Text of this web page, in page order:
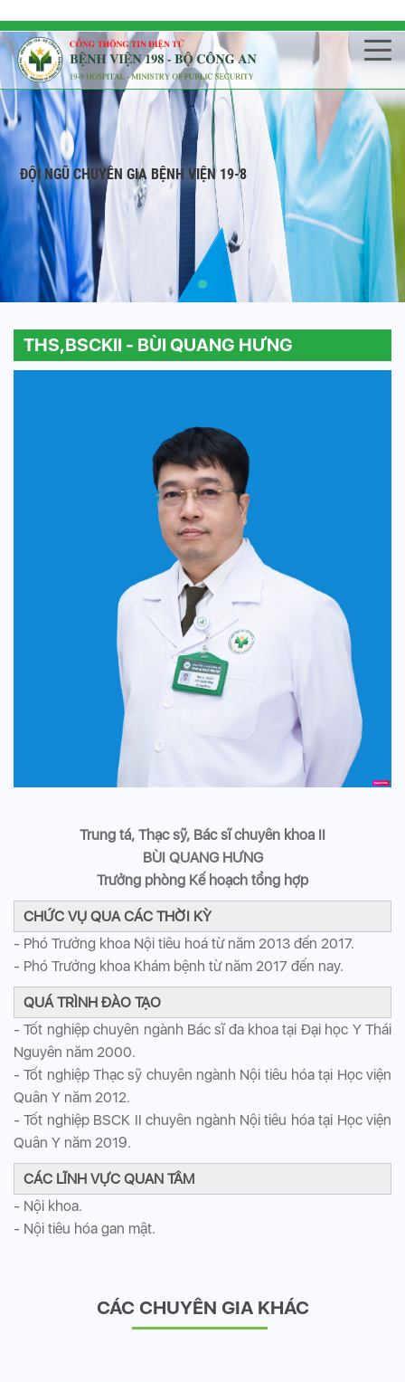
ĐỘI NGŨ CHUYÊN GIA BỆNH VIỆN 19-8
THS,BSCKII - BÙI QUANG HƯNG
Trung tá, Thạc sỹ, Bác sĩ chuyên khoa II
BÙI QUANG HƯNG
Trưởng phòng Kế hoạch tổng hợp
CHỨC VỤ QUA CÁC THỜI KỲ
- Phó Trưởng khoa Nội tiêu hoá từ năm 2013 đến 2017.
- Phó Trưởng khoa Khám bệnh từ năm 2017 đến nay.
QUÁ TRÌNH ĐÀO TẠO
- Tốt nghiệp chuyên ngành Bác sĩ đa khoa tại Đại học Y Thái
Nguyên năm 2000.
- Tốt nghiệp Thạc sỹ chuyên ngành Nội tiêu hóa tại Học viện
Quân Y năm 2012.
- Tốt nghiệp BSCK II chuyên ngành Nội tiêu hóa tại Học viện
Quân Y năm 2019.
CÁC LĨNH VỰC QUAN TÂM
- Nội khoa.
- Nội tiêu hóa gan mật.
CÁC CHUYÊN GIA KHÁC